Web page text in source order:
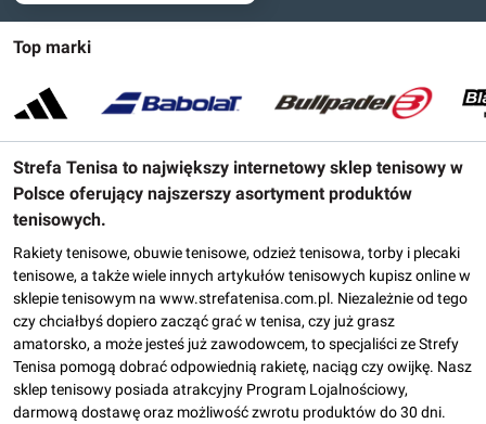
Top marki
Strefa Tenisa to największy internetowy sklep tenisowy w
Polsce oferujący najszerszy asortyment produktów
tenisowych.
Rakiety tenisowe, obuwie tenisowe, odzież tenisowa, torby i plecaki
tenisowe, a także wiele innych artykułów tenisowych kupisz online w
sklepie tenisowym na www.strefatenisa.com.pl. Niezależnie od tego
czy chciałbyś dopiero zacząć grać w tenisa, czy już grasz
amatorsko, a może jesteś już zawodowcem, to specjaliści ze Strefy
Tenisa pomogą dobrać odpowiednią rakietę, naciąg czy owijkę. Nasz
sklep tenisowy posiada atrakcyjny Program Lojalnościowy,
darmową dostawę oraz możliwość zwrotu produktów do 30 dni.